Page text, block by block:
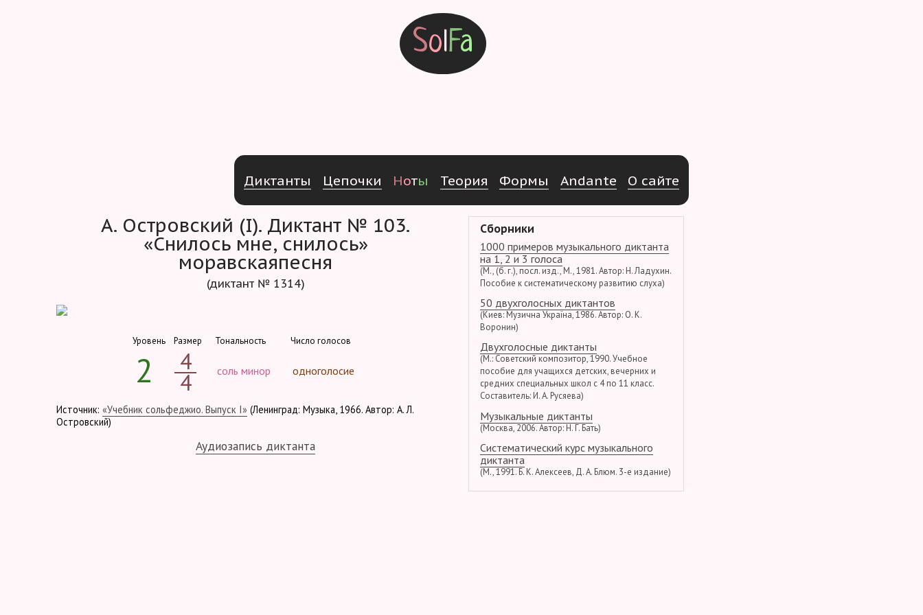
SolFa
Диктанты Цепочки Ноты Теория Формы Andante О сайте
А. Островский (I). Диктант № 103.
«Снилось мне, снилось»
моравскаяпесня
(диктант № 1314)
Уровень
2
Размер
4
4
Тональность
соль минор
Число голосов
одноголосие
Источник: «Учебник сольфеджио. Выпуск I» (Ленинград: Музыка, 1966. Автор: А. Л.
Островский)
Аудиозапись диктанта
Сборники
1000 примеров музыкального диктанта
на 1, 2 и 3 голоса
(М., (б. г.), посл. изд., М., 1981. Автор: Н. Ладухин.
Пособие к систематическому развитию слуха)
50 двухголосных диктантов
(Киев: Музична Україна, 1986. Автор: О. К.
Воронин)
Двухголосные диктанты
(М.: Советский композитор, 1990. Учебное
пособие для учащихся детских, вечерних и
средних специальных школ с 4 по 11 класс.
Составитель: И. А. Русяева)
Музыкальные диктанты
(Москва, 2006. Автор: Н. Г. Бать)
Систематический курс музыкального
диктанта
(М., 1991. Б. К. Алексеев, Д. А. Блюм. 3-е издание)